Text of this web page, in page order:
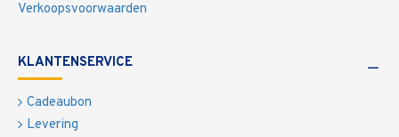
Verkoopsvoorwaarden
KLANTENSERVICE
Cadeaubon
Levering